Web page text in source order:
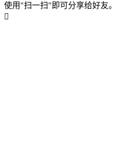
使用"扫一扫"即可分享给好友。